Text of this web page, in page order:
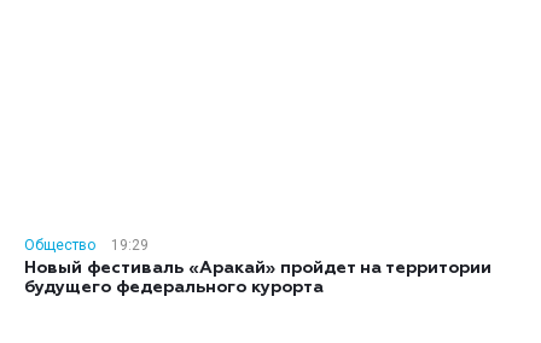
Общество
19:29
Новый фестиваль «Аракай» пройдет на территории
будущего федерального курорта